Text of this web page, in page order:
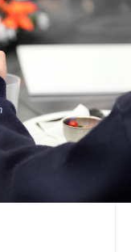
은?
!
아티언스에서 풍부한 경험을
을 이룰 수 있었어요. 저의
정성 있는 관심 또한 충분히
을 위한 기회의 발판이 될